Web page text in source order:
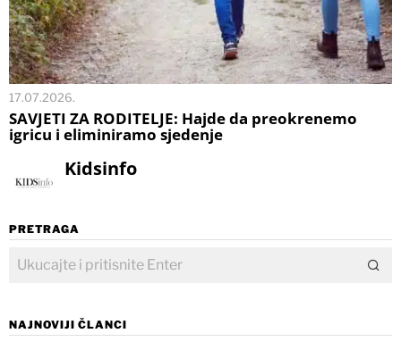
17.07.2026.
SAVJETI ZA RODITELJE: Hajde da preokrenemo
igricu i eliminiramo sjedenje
Kidsinfo
PRETRAGA
NAJNOVIJI ČLANCI